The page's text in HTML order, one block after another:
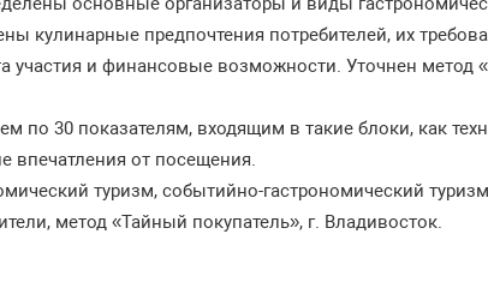
кулинарные предпочтения потребителей, их
и финансовые возможности. Уточнен метод
по 30 показателям, входящим в такие блоки, как
впечатления от посещения.
туризм, событийно-гастрономический
метод «Тайный покупатель», г. Владивосток.